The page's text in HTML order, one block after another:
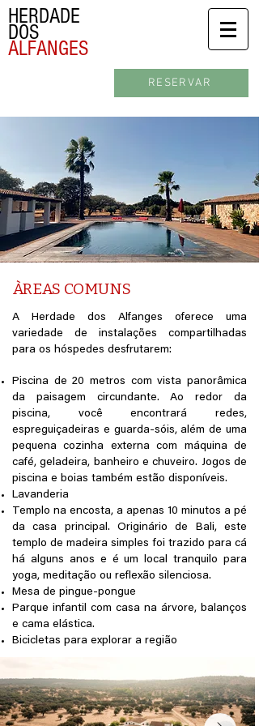
HERDADE
DOS
ALFANGES
RESERVAR
ÀREAS COMUNS
A Herdade dos Alfanges oferece uma
variedade de instalações compartilhadas
para os hóspedes desfrutarem:
Piscina de 20 metros com vista panorâmica
da paisagem circundante. Ao redor da
piscina, você encontrará redes,
espreguiçadeiras e guarda-sóis, além de uma
pequena cozinha externa com máquina de
café, geladeira, banheiro e chuveiro. Jogos de
piscina e boias também estão disponíveis.
Lavanderia
Templo na encosta, a apenas 10 minutos a pé
da casa principal. Originário de Bali, este
templo de madeira simples foi trazido para cá
há alguns anos e é um local tranquilo para
yoga, meditação ou reflexão silenciosa.
Mesa de pingue-pongue
Parque infantil com casa na árvore, balanços
e cama elástica.
Bicicletas para explorar a região